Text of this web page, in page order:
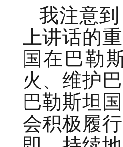
我注意
上讲话的
国在巴勒
火、维护
巴勒斯坦
会积极履